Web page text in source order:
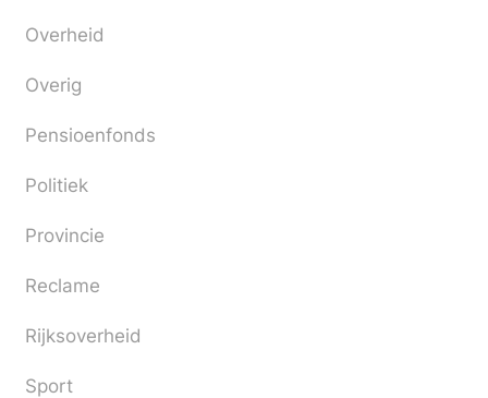
Overheid
Overig
Pensioenfonds
Politiek
Provincie
Reclame
Rijksoverheid
Sport